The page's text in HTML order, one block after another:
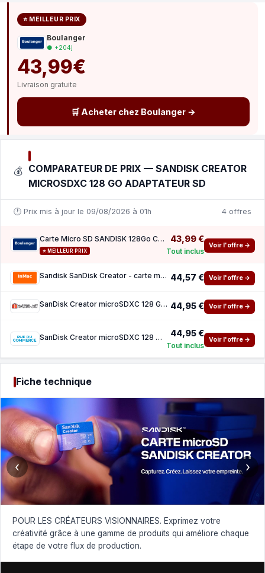
⭐ MEILLEUR PRIX
Boulanger
● +204j
43,99€
Livraison gratuite
🛒 Acheter chez Boulanger →
💰 COMPARATEUR DE PRIX — SANDISK CREATOR
MICROSDXC 128 GO ADAPTATEUR SD
🕐 Prix mis à jour le 09/08/2026 à 01h 4 offres
Carte Micro SD SANDISK 128Go Creator
⭐ MEILLEUR PRIX
43,99 €
Tout inclus
Voir l'offre →
Sandisk SanDisk Creator - carte memoire flash - 128 Go - microSDXC UHS-I 44,57 € Voir l'offre →
SanDisk Creator microSDXC 128 Go Adaptateur SD 44,95 € Voir l'offre →
SanDisk Creator microSDXC 128 Go Adaptateur SD 44,95 €
Tout inclus
Voir l'offre →
Fiche technique
POUR LES CRÉATEURS VISIONNAIRES. Exprimez votre
créativité grâce à une gamme de produits qui améliore chaque
étape de votre flux de production.
‹ ›